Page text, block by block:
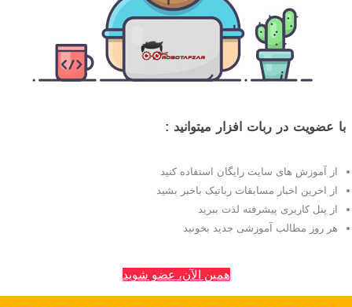
با عضویت در ربات افزار میتوانید :
از آموزش های سایت رایگان استفاده کنید
از اخرین اخبار مسابقات رباتیک باخبر بشید
از پنل کاربری پیشرفته لذت ببرید
هر روز مطالب آموزشی جدید بخونید
همین الآن، عضو شوید